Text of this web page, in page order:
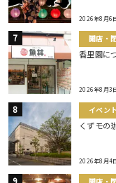
2026年8月6
開店・
香里園に
2026年8月3
イベント
くずモの
2026年8月4